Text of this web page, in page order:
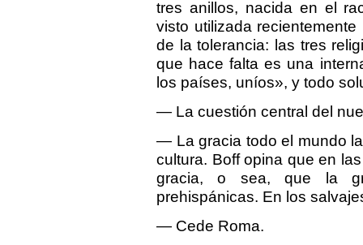
tres anillos, nacida en el
visto utilizada
de la tolerancia: las tres
que hace falta es una
los países, uníos», y todo
— La cuestión central del
— La gracia todo el mundo
cultura. Boff opina que en
gracia, o sea, que la
prehispánicas. En los
— Cede Roma.